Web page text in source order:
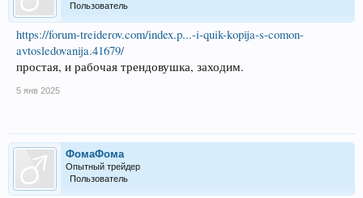
Пользователь
https://forum-treiderov.com/index.p...-i-quik-kopija-s-comon-
avtosledovanija.41679/
простая, и рабочая трендовушка, заходим.
5 янв 2025
ФомаФома
Опытный трейдер
Пользователь